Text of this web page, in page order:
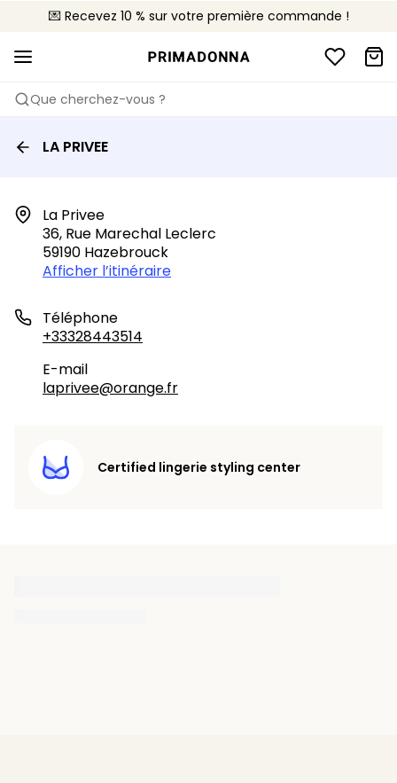
💌 Recevez 10 % sur votre première commande !
🚚 Livraison gratuite à partir de 90€
📦 Retours gratuits
Que cherchez-vous ?
LA PRIVEE
La Privee
36, Rue Marechal Leclerc
59190 Hazebrouck
Afficher l’itinéraire
Téléphone
+33328443514
E-mail
laprivee@orange.fr
Certified lingerie styling center